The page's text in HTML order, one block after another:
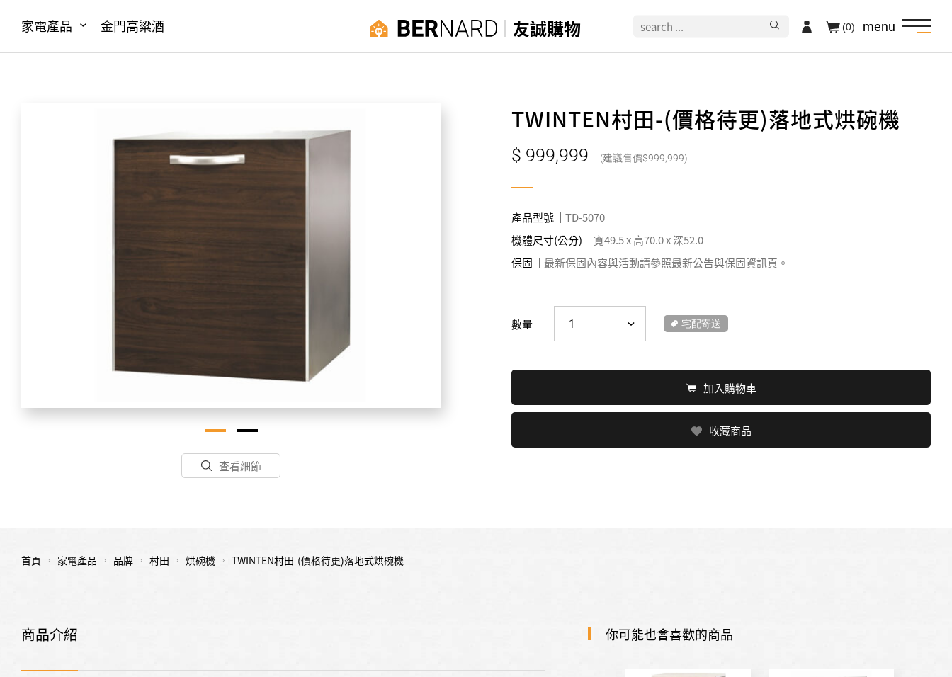
家電產品 金門高粱酒 友誠購物 menu
(0)
查看細節
TWINTEN村田-(價格待更)落地式烘碗機
999,999 999,999
產品型號
TD-5070
機體尺寸(公分)
寬49.5 x 高70.0 x 深52.0
保固
最新保固內容與活動請參照最新公告與保固資訊頁。
數量 宅配寄送
加入購物車
收藏商品
首頁 家電產品 品牌 村田 烘碗機 TWINTEN村田-(價格待更)落地式烘碗機
商品介紹 你可能也會喜歡的商品